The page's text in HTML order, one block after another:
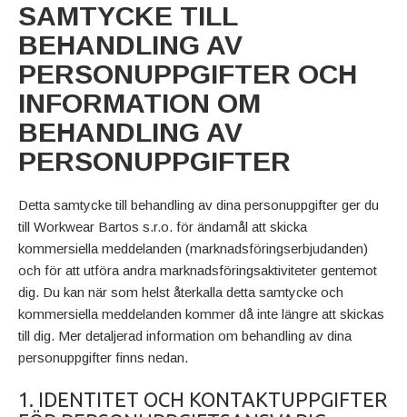
SAMTYCKE TILL
BEHANDLING AV
PERSONUPPGIFTER OCH
INFORMATION OM
BEHANDLING AV
PERSONUPPGIFTER
Detta samtycke till behandling av dina personuppgifter ger du
till Workwear Bartos s.r.o. för ändamål att skicka
kommersiella meddelanden (marknadsföringserbjudanden)
och för att utföra andra marknadsföringsaktiviteter gentemot
dig. Du kan när som helst återkalla detta samtycke och
kommersiella meddelanden kommer då inte längre att skickas
till dig. Mer detaljerad information om behandling av dina
personuppgifter finns nedan.
1. IDENTITET OCH KONTAKTUPPGIFTER